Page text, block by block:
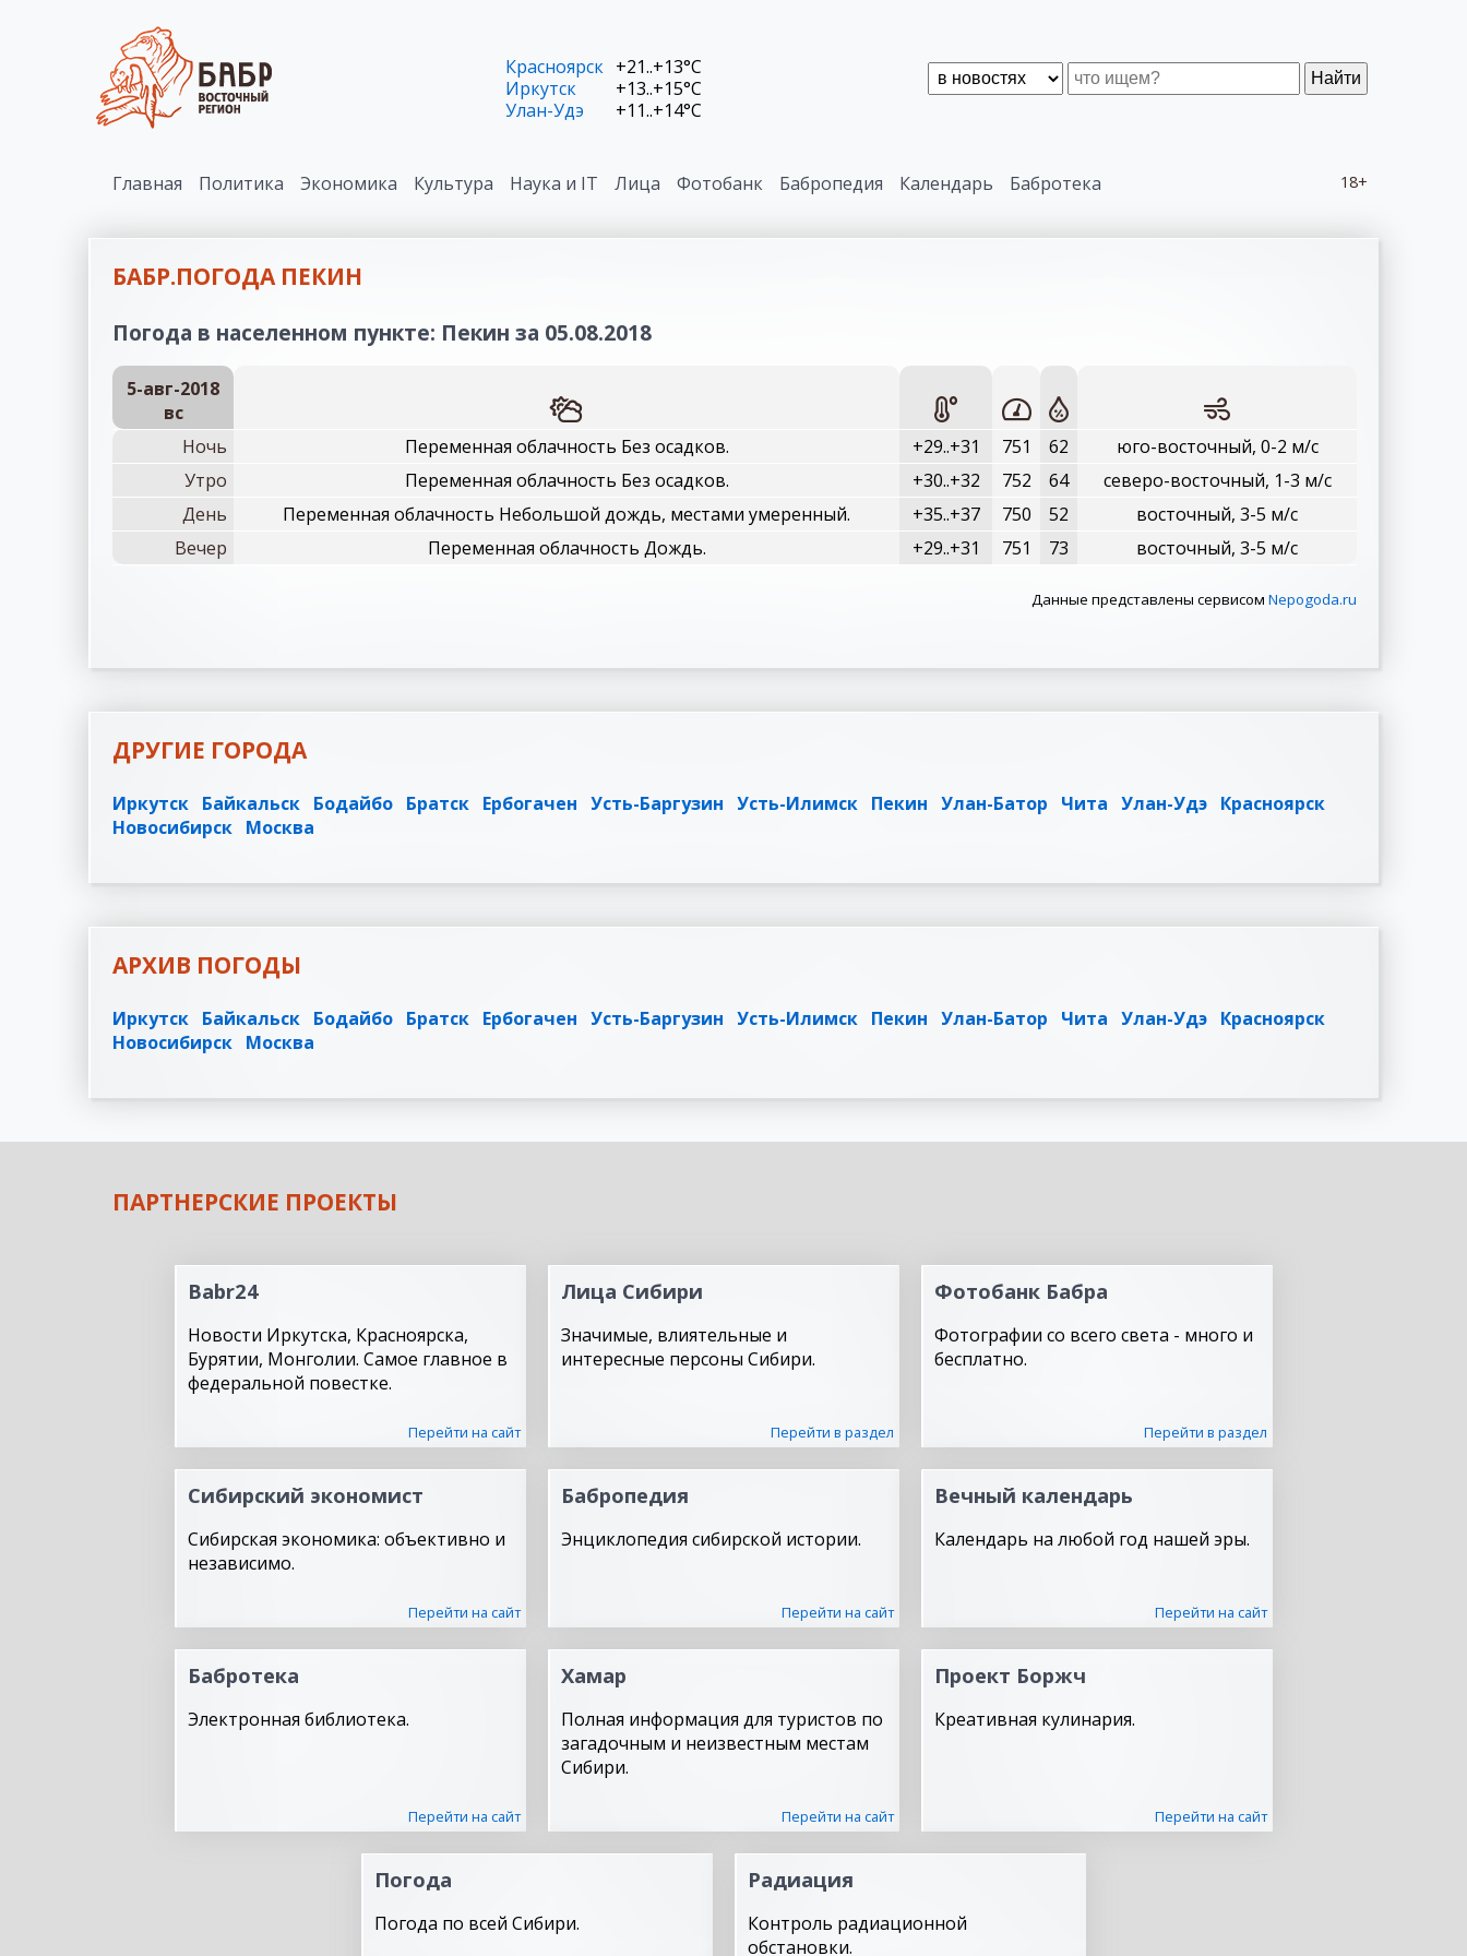
Найти
Красноярск +21..+13°C
Иркутск
+13..+15°C
Улан-Удэ
+11..+14°C
18+
Главная Политика Экономика Культура Наука и IT Лица Фотобанк Бабропедия Календарь Бабротека
БАБР.ПОГОДА ПЕКИН
Погода в населенном пункте: Пекин за 05.08.2018
5-авг-2018
вc
Ночь
Переменная облачность Без осадков. +29..+31 751 62
юго-восточный, 0-2 м/с
Утро
Переменная облачность Без осадков. +30..+32 752 64
северо-восточный, 1-3 м/с
День
Переменная облачность Небольшой дождь, местами умеренный. +35..+37 750 52
восточный, 3-5 м/с
Вечер
Переменная облачность Дождь. +29..+31 751 73 восточный, 3-5 м/с
Данные представлены сервисом Nepogoda.ru
ДРУГИЕ ГОРОДА
Иркутск Байкальск Бодайбо Братск Ербогачен Усть-Баргузин Усть-Илимск Пекин Улан-Батор Чита Улан-Удэ Красноярск
Новосибирск Москва
АРХИВ ПОГОДЫ
Иркутск Байкальск Бодайбо Братск Ербогачен Усть-Баргузин Усть-Илимск Пекин Улан-Батор Чита Улан-Удэ Красноярск
Новосибирск Москва
ПАРТНЕРСКИЕ ПРОЕКТЫ
Babr24
Новости Иркутска, Красноярска,
Бурятии, Монголии. Самое главное в
федеральной повестке.
Перейти на сайт
Лица Сибири
Значимые, влиятельные и
интересные персоны Сибири.
Перейти в раздел
Фотобанк Бабра
Фотографии со всего света - много и
бесплатно.
Перейти в раздел
Сибирский экономист
Сибирская экономика: объективно и
независимо.
Перейти на сайт
Бабропедия
Энциклопедия сибирской истории.
Перейти на сайт
Вечный календарь
Календарь на любой год нашей эры.
Перейти на сайт
Бабротека
Электронная библиотека.
Перейти на сайт
Хамар
Полная информация для туристов по
загадочным и неизвестным местам
Сибири.
Перейти на сайт
Проект Боржч
Креативная кулинария.
Перейти на сайт
Погода
Погода по всей Сибири.
Радиация
Контроль радиационной
обстановки.